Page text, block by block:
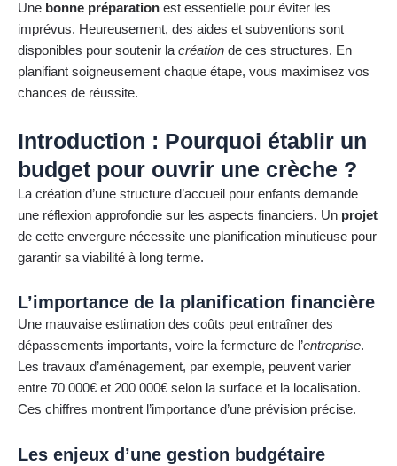
Une bonne préparation est essentielle pour éviter les
imprévus. Heureusement, des aides et subventions sont
disponibles pour soutenir lacréation de ces structures. En
planifiant soigneusement chaque étape, vous maximisez vos
chances de réussite.
Introduction : Pourquoi établir un
budget pour ouvrir une crèche ?
La création d’une structure d’accueil pour enfants demande
une réflexion approfondie sur les aspects financiers. Un projet
de cette envergure nécessite une planification minutieuse pour
garantir sa viabilité à long terme.
L’importance de la planification financière
Une mauvaise estimation des coûts peut entraîner des
dépassements importants, voire la fermeture de l’entreprise.
Les travaux d’aménagement, par exemple, peuvent varier
entre 70 000€ et 200 000€ selon la surface et la localisation.
Ces chiffres montrent l’importance d’une prévision précise.
Les enjeux d’une gestion budgétaire